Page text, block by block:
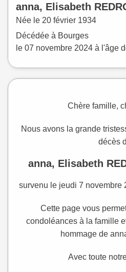
anna, Elisabeth
Née le 20 février 1934
Décédée à Bourges
le 07 novembre 2024 à l'âge
Chère famille,
Nous avons la grande
décès
anna, Elisabeth
survenu le jeudi 7 novembre
Cette page vous
condoléances à la famille
hommage de
Avec toute